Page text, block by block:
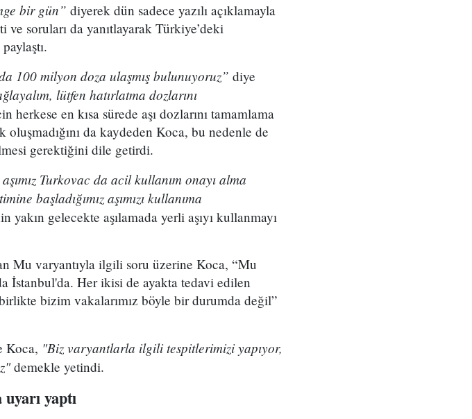
bir gün” diyerek dün sadece yazılı açıklamayla
ve soruları da yanıtlayarak Türkiye’deki
100 milyon doza ulaşmış bulunuyoruz” diye
lütfen hatırlatma dozlarını
herkese en kısa sürede aşı dozlarını tamamlama
oluşmadığını da kaydeden Koca, bu nedenle de
gerektiğini dile getirdi.
Turkovac da acil kullanım onayı alma
başladığımız aşımızı kullanıma
yakın gelecekte aşılamada yerli aşıyı kullanmayı
Mu varyantıyla ilgili soru üzerine Koca, “Mu
İstanbul'da. Her ikisi de ayakta tedavi edilen
bizim vakalarımız böyle bir durumda değil”
Koca, "Biz varyantlarla ilgili tespitlerimizi yapıyor,
demekle yetindi.
yaptı